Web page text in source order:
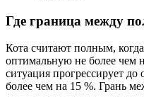
Где граница между
Кота считают полным,
оптимальную не более чем
ситуация прогрессирует
более чем на 15 %. Грань